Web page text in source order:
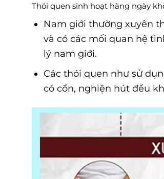
Thói quen sinh hoạt hàng ngày
Nam giới thường xuyên
và có các mối quan hệ
lý nam giới.
Các thói quen như sử
có cồn, nghiện hút đều